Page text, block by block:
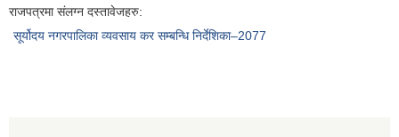
राजपत्रमा संलग्न दस्तावेजहरु:
सूर्योदय नगरपालिका व्यवसाय कर सम्बन्धि निर्देशिका–2077